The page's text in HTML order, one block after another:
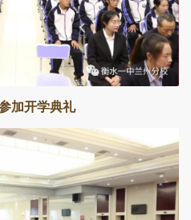
加开学典礼